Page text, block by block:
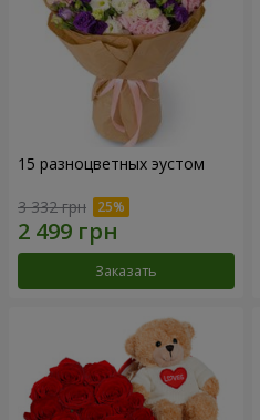
15 разноцветных эустом
3 332 грн
Заказать